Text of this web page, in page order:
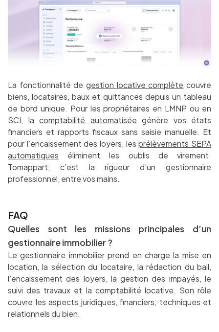
La fonctionnalité de gestion locative complète couvre
biens, locataires, baux et quittances depuis un tableau
de bord unique. Pour les propriétaires en LMNP ou en
SCI, la comptabilité automatisée génère vos états
financiers et rapports fiscaux sans saisie manuelle. Et
pour l’encaissement des loyers, lesprélèvements SEPA
automatiques éliminent les oublis de virement.
Tomappart, c’est la rigueur d’un gestionnaire
professionnel, entre vos mains.
FAQ
Quelles sont les missions principales d’un
gestionnaire immobilier ?
Le gestionnaire immobilier prend en charge la mise en
location, la sélection du locataire, la rédaction du bail,
l’encaissement des loyers, la gestion des impayés, le
suivi des travaux et la comptabilité locative. Son rôle
couvre les aspects juridiques, financiers, techniques et
relationnels du bien.